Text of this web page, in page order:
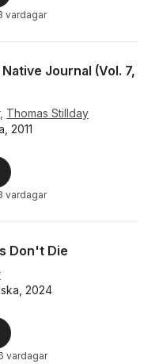
vardagar
Journal (Vol. 7,
, Thomas Stillday
2011
vardagar
Don't Die
2024
vardagar